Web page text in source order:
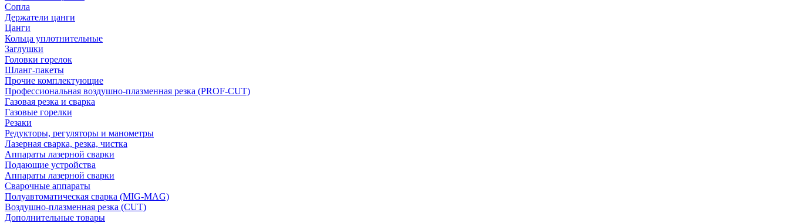
Сопла
Держатели цанги
Цанги
Кольца уплотнительные
Заглушки
Головки горелок
Шланг-пакеты
Прочие комплектующие
Профессиональная воздушно-плазменная резка (PROF-CUT)
Газовая резка и сварка
Газовые горелки
Резаки
Редукторы, регуляторы и манометры
Лазерная сварка, резка, чистка
Аппараты лазерной сварки
Подающие устройства
Аппараты лазерной сварки
Сварочные аппараты
Полуавтоматическая сварка (MIG-MAG)
Воздушно-плазменная резка (CUT)
Дополнительные товары